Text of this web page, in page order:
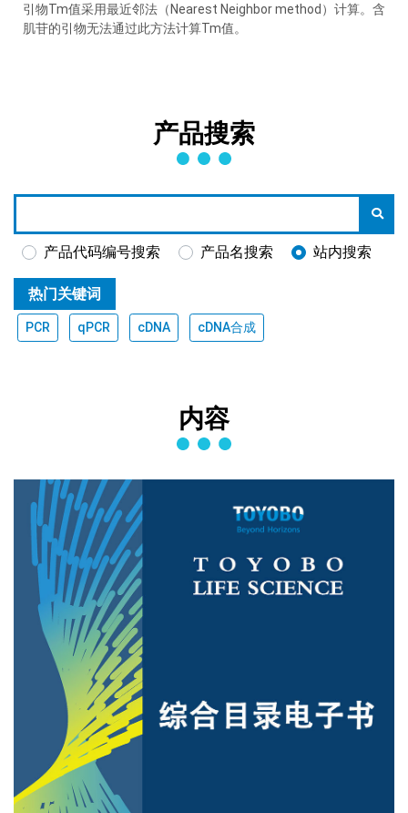
引物Tm值采用最近邻法（Nearest Neighbor method）计算。含
肌苷的引物无法通过此方法计算Tm值。
产品搜索
产品代码编号搜索 产品名搜索 站内搜索
热门关键词
PCR qPCR cDNA cDNA合成
内容